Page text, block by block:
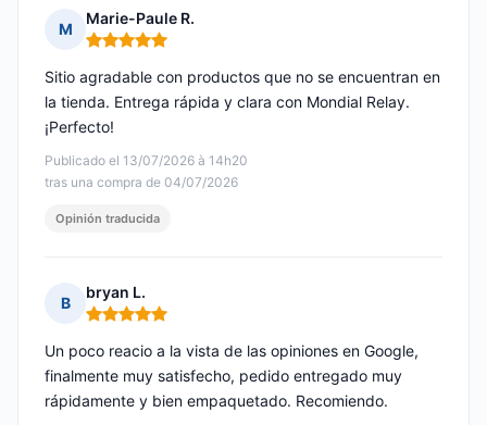
M
Marie-Paule R.
Nota: 5 de 5
Publicado el 13/07/2026 à 14h20
tras una compra de 04/07/2026
Sitio agradable con productos que no se encuentran en
la tienda. Entrega rápida y clara con Mondial Relay.
¡Perfecto!
Opinión traducida
B
bryan L.
Nota: 5 de 5
Un poco reacio a la vista de las opiniones en Google,
finalmente muy satisfecho, pedido entregado muy
rápidamente y bien empaquetado. Recomiendo.